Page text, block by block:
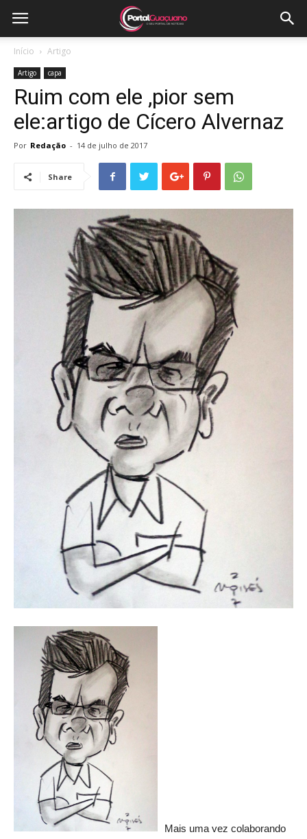
Início Artigo
Artigo capa
Ruim com ele ,pior sem
ele:artigo de Cícero Alvernaz
Por Redação - 14 de julho de 2017
Share
Mais uma vez colaborando